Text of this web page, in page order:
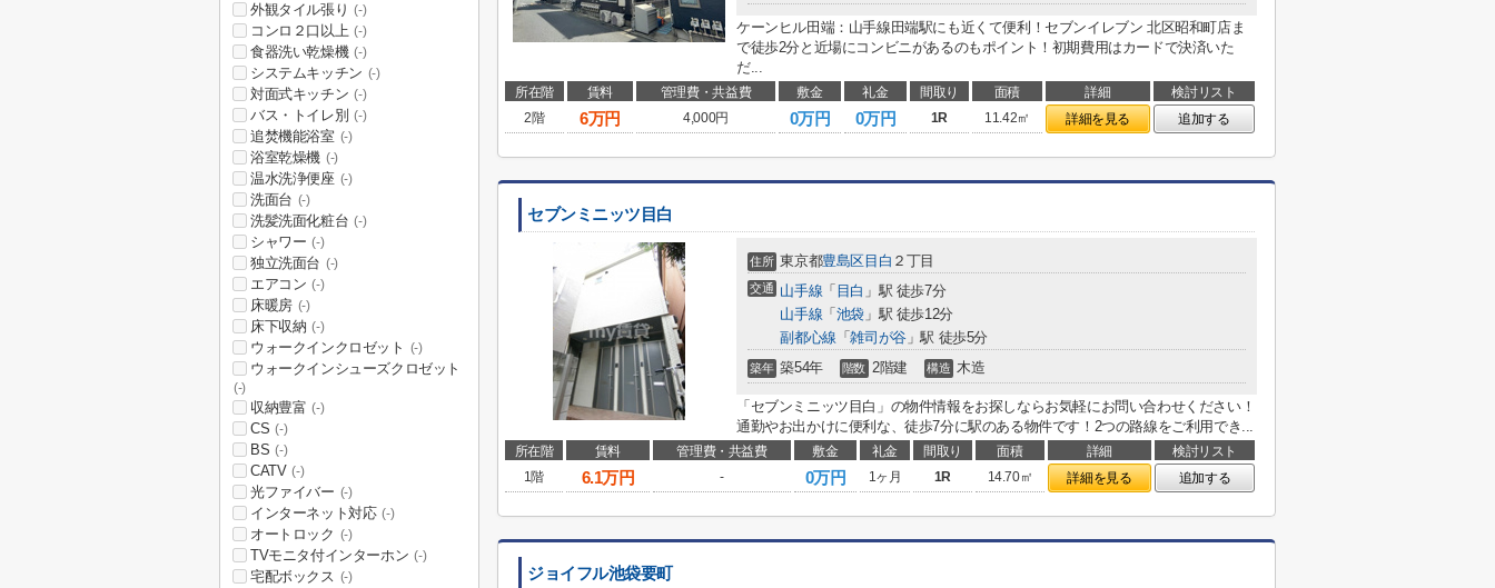
ケーンヒル田端：山手線田端駅にも近くて便利！セブンイレブン 北区昭和町店ま
で徒歩2分と近場にコンビニがあるのもポイント！初期費用はカードで決済いた
だ...
所在階 賃料 管理費・共益費 敷金 礼金 間取り 面積 詳細
検討リスト
2階
6万円 4,000円 0万円 0万円 1R 11.42㎡ 詳細を見る 追加する
セブンミニッツ目白
住所 東京都豊島区目白 ２丁目
交通 山手線 「 目白 」駅 徒歩7分
山手線 「 池袋 」駅 徒歩12分
副都心線 「雑司が谷」駅 徒歩5分
築年 築54年 階数 2階建 構造 木造
「セブンミニッツ目白」の物件情報をお探しならお気軽にお問い合わせください！
通勤やお出かけに便利な、徒歩7分に駅のある物件です！2つの路線をご利用でき...
所在階 賃料 管理費・共益費 敷金 礼金 間取り 面積 詳細
検討リスト
1階
6.1万円 - 0万円 1ヶ月 1R 14.70㎡ 詳細を見る 追加する
ジョイフル池袋要町
外観タイル張り (-)
コンロ２口以上 (-)
食器洗い乾燥機 (-)
システムキッチン (-)
対面式キッチン (-)
バス・トイレ別 (-)
追焚機能浴室 (-)
浴室乾燥機 (-)
温水洗浄便座 (-)
洗面台 (-)
洗髪洗面化粧台 (-)
シャワー (-)
独立洗面台 (-)
エアコン (-)
床暖房 (-)
床下収納 (-)
ウォークインクロゼット (-)
ウォークインシューズクロゼット
(-)
収納豊富 (-)
CS (-)
BS (-)
CATV (-)
光ファイバー (-)
インターネット対応 (-)
オートロック (-)
TVモニタ付インターホン (-)
宅配ボックス (-)